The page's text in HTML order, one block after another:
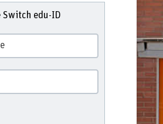
Switch edu-ID